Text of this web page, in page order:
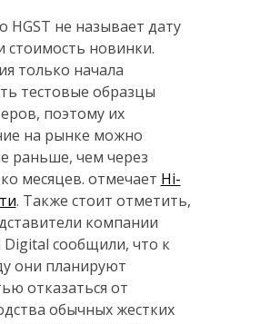
HGST не называет дату
стоимость новинки.
только начала
тестовые образцы
поэтому их
на рынке можно
раньше, чем через
месяцев. отмечает Hi-
. Также стоит отметить,
компании
Digital сообщили, что к
они планируют
отказаться от
обычных жестких